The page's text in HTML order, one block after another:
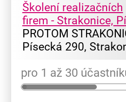
Školení realizačních
firem - Strakonice,
PROTOM
Písecká 290,
pro 1 až 30